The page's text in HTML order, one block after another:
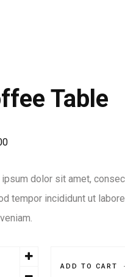
Table
ipsum dolor sit amet,
tempor incididunt ut
ADD TO CART